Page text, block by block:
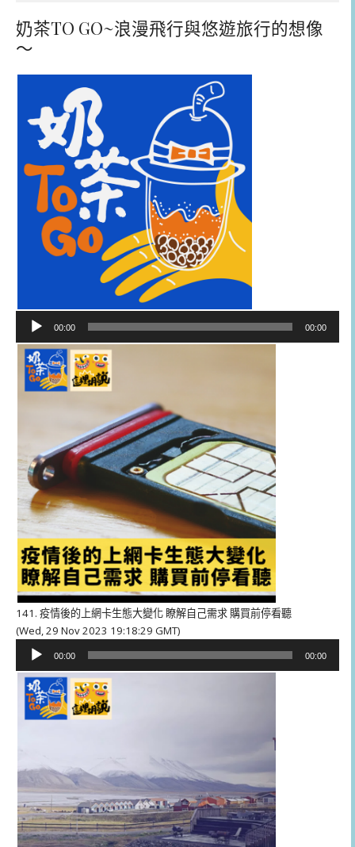
奶茶TO GO~浪漫飛行與悠遊旅行的想像
～
播
器
00:00 00:00
141. 疫情後的上網卡生態大變化 瞭解自己需求 購買前停看聽
(Wed, 29 Nov 2023 19:18:29 GMT)
播
器
00:00 00:00